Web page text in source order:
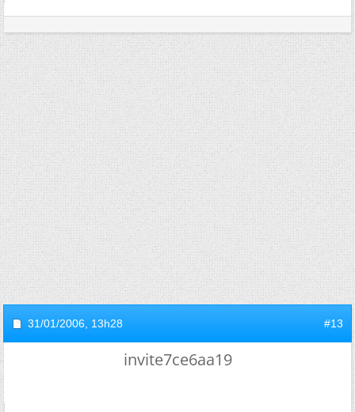
31/01/2006, 13h28 #13
invite7ce6aa19